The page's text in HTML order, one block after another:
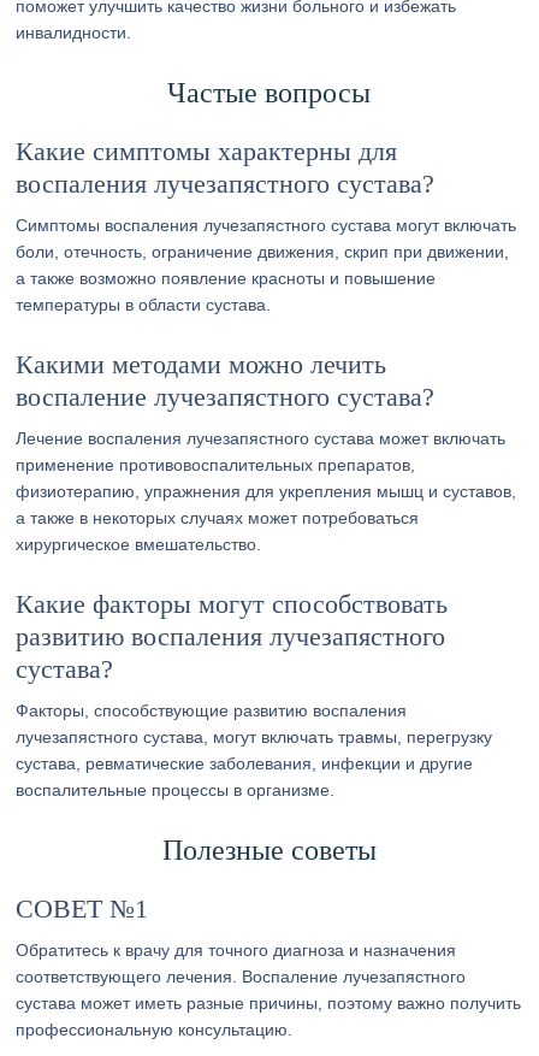
поможет улучшить качество жизни больного и избежать
инвалидности.
Частые вопросы
Какие симптомы характерны для
воспаления лучезапястного сустава?
Симптомы воспаления лучезапястного сустава могут включать
боли, отечность, ограничение движения, скрип при движении,
а также возможно появление красноты и повышение
температуры в области сустава.
Какими методами можно лечить
воспаление лучезапястного сустава?
Лечение воспаления лучезапястного сустава может включать
применение противовоспалительных препаратов,
физиотерапию, упражнения для укрепления мышц и суставов,
а также в некоторых случаях может потребоваться
хирургическое вмешательство.
Какие факторы могут способствовать
развитию воспаления лучезапястного
сустава?
Факторы, способствующие развитию воспаления
лучезапястного сустава, могут включать травмы, перегрузку
сустава, ревматические заболевания, инфекции и другие
воспалительные процессы в организме.
Полезные советы
СОВЕТ №1
Обратитесь к врачу для точного диагноза и назначения
соответствующего лечения. Воспаление лучезапястного
сустава может иметь разные причины, поэтому важно получить
профессиональную консультацию.